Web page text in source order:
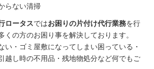
らない清掃
ロータスではお困りの片付け代行業務を行
くの方のお困り事を解決しております。
い・ゴミ屋敷になってしまい困っている・
越し時の不用品・残地物処分など何でもご